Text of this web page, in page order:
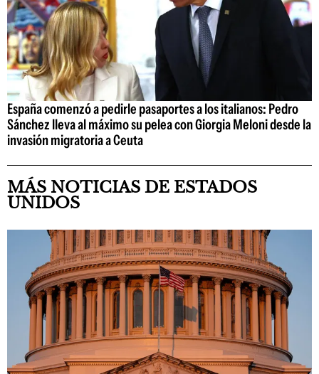
España comenzó a pedirle pasaportes a los italianos: Pedro
Sánchez lleva al máximo su pelea con Giorgia Meloni desde la
invasión migratoria a Ceuta
MÁS NOTICIAS DE ESTADOS
UNIDOS